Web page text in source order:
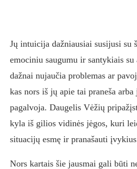
Jų intuicija dažniausiai susijusi su
emociniu saugumu ir santykiais
dažnai nujaučia problemas ar
kas nors iš jų apie tai praneša
pagalvoja. Daugelis Vėžių
kyla iš gilios vidinės jėgos, kuri
situacijų esmę ir pranašauti
Nors kartais šie jausmai gali būti